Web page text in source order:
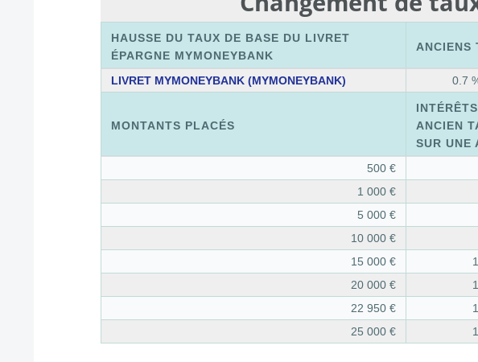
HAUSSE DU TAUX DE BASE DU LIVRET
ÉPARGNE MYMONEYBANK
ANCIENS
LIVRET MYMONEYBANK (MYMONEYBANK) 0.7
MONTANTS PLACÉS
INTÉRÊTS
ANCIEN
SUR UNE
500 €
1 000 €
5 000 €
10 000 €
15 000 €
20 000 €
22 950 €
25 000 €